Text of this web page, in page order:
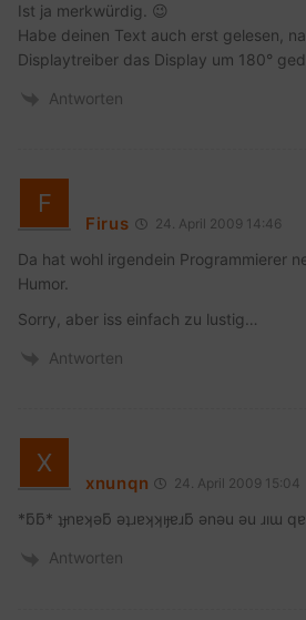
Ist ja merkwürdig. 😉
Habe deinen Text auch erst gelesen,
Displaytreiber das Display um 180°
Antworten
Firus 24. April 2009 14:46
Da hat wohl irgendein Programmierer
Humor.
Sorry, aber iss einfach zu lustig…
Antworten
xnunqn 24. April 2009 15:04
*ƃƃ* ʇɟnɐʞǝƃ ǝʇɹɐʞʞıɟɐɹƃ ǝnǝu ǝu ɹıɯ
Antworten